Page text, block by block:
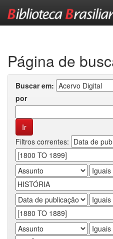
Página de
Buscar em:
por
Filtros correntes: